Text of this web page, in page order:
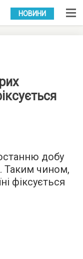
УКР РУС
НОВИНИ
добу
Таким чином,
фіксується